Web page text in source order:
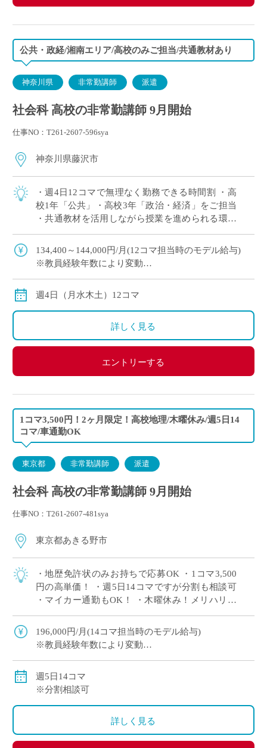
公共・政経/湘南エリア/高校のみご担当/共通教材あり
神奈川県 非常勤講師 派遣
社会科 高校の非常勤講師 9月開始
仕事NO：T261-2607-596sya
神奈川県藤沢市
・週4日12コマで無理なく勤務できる時間割 ・高
校1年「公共」・高校3年「政治・経済」をご担当
・共通教材を活用しながら授業を進められる環境
・大学附属校ならではの落ち着いた […]
134,400～144,000円/月(12コマ担当時のモデル給与)
※教員経験年数により変動
週4日（月水木土）12コマ
詳しく見る
エントリーする
1コマ3,500円！2ヶ月限定！高校地理/木曜休み/週5日14
コマ/車通勤OK
東京都 非常勤講師 派遣
社会科 高校の非常勤講師 9月開始
仕事NO：T261-2607-481sya
東京都あきる野市
・地歴免許状のみお持ちで応募OK ・1コマ3,500
円の高単価！ ・週5日14コマですが分割も相談可
・マイカー通勤もOK！ ・木曜休み！メリハリを
すが、状況により更新の可 […]
196,000円/月(14コマ担当時のモデル給与)
※教員経験年数により変動
週5日14コマ
※分割相談可
詳しく見る